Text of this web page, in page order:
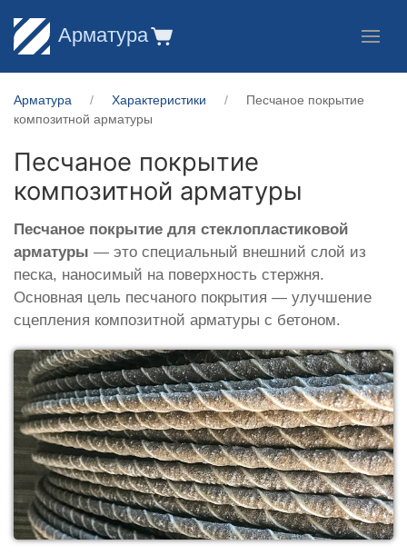
Арматура
Арматура Характеристики
Песчаное покрытие
композитной арматуры
Песчаное покрытие
композитной арматуры
Песчаное покрытие для стеклопластиковой
арматуры — это специальный внешний слой из
песка, наносимый на поверхность стержня.
Основная цель песчаного покрытия — улучшение
сцепления композитной арматуры с бетоном.